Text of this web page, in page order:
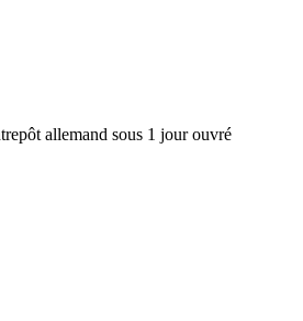
allemand sous 1 jour ouvré